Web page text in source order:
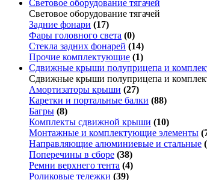
Световое оборудование тягачей
Световое оборудование тягачей
Задние фонари (17)
Фары головного света (0)
Стекла задних фонарей (14)
Прочие комплектующие (1)
Сдвижные крыши полуприцепа и
Сдвижные крыши полуприцепа и
Амортизаторы крыши (27)
Каретки и портальные балки (88)
Багры (8)
Комплекты сдвижной крыши (10)
Монтажные и комплектующие элементы
Направляющие алюминиевые и стальные
Поперечины в сборе (38)
Ремни верхнего тента (4)
Роликовые тележки (39)